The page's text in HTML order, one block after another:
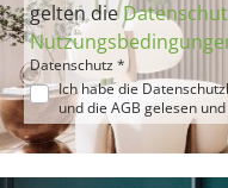
gelten die
Datenschutz *
Ich habe die
und die AGB gelesen